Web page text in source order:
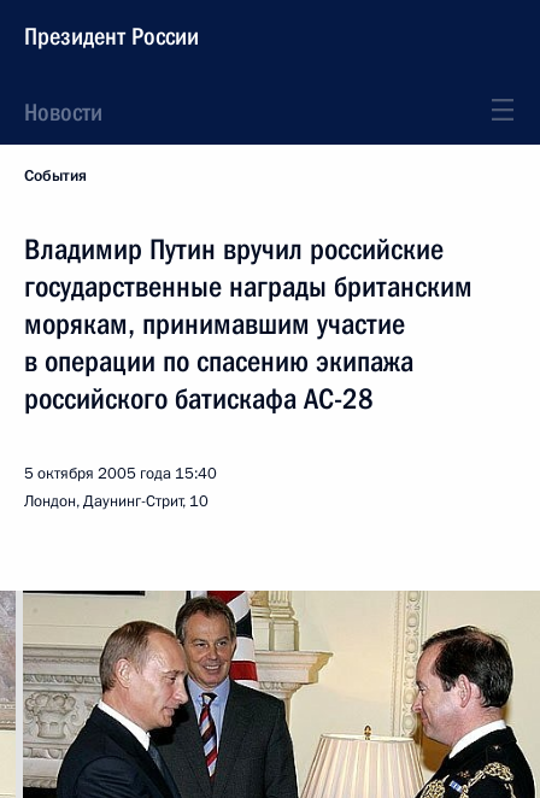
Президент России
Новости
События
Владимир Путин вручил российские
государственные награды британским
морякам, принимавшим участие
в операции по спасению экипажа
российского батискафа АС-28
5 октября 2005 года 15:40
Лондон, Даунинг-Стрит, 10